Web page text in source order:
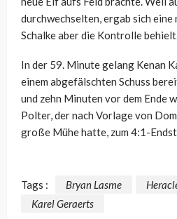
durchwechselten, ergab sich eine
Schalke aber die Kontrolle
In der 59. Minute gelang Kenan
einem abgefälschten Schuss
und zehn Minuten vor dem Ende
Polter, der nach Vorlage von
große Mühe hatte, zum 4:1-
Tags : Bryan Lasme
Karel Geraerts